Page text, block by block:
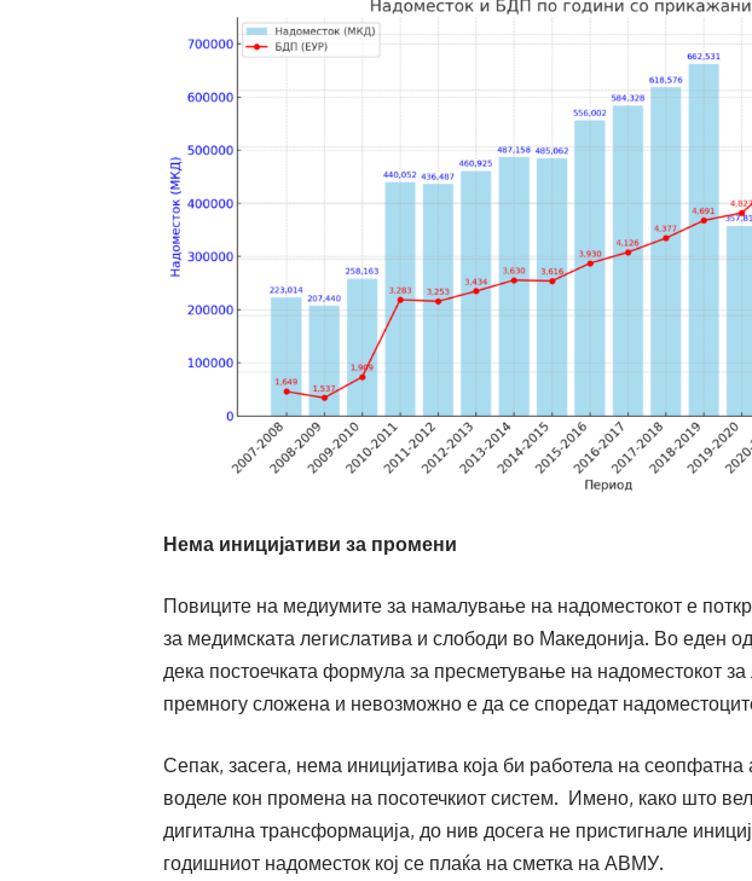
Нема иницијативи за промени
Повиците на медиумите за намалување на надоместокот е
за медимската легислатива и слободи во Македонија. Во еден
дека постоечката формула за пресметување на надоместокот
премногу сложена и невозможно е да се споредат
Сепак, засега, нема иницијатива која би работела на
воделе кон промена на посотечкиот систем. Имено, како што
дигитална трансформација, до нив досега не пристигнале
годишниот надоместок кој се плаќа на сметка на АВМУ.